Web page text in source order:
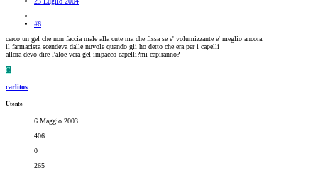
#6
cerco un gel che non faccia male alla cute ma che fissa se e' volumizzante e' meglio ancora.
il farmacista scendeva dalle nuvole quando gli ho detto che era per i capelli
allora devo dire l'aloe vera gel impacco capelli?mi capiranno?
C
carlitos
Utente
6 Maggio 2003
406
0
265